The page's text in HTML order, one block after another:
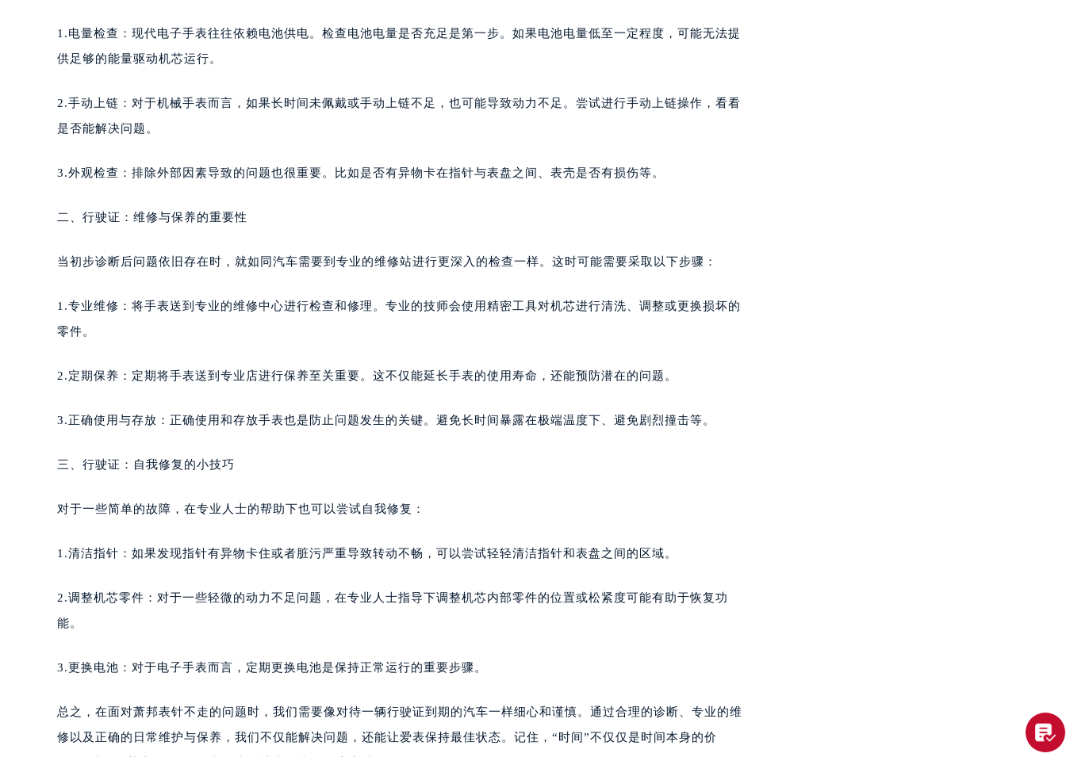
1.电量检查：现代电子手表往往依赖电池供电。检查电池电量是否充足是第一步。如果电池电量低至一定程度，可能无法提
供足够的能量驱动机芯运行。
2.手动上链：对于机械手表而言，如果长时间未佩戴或手动上链不足，也可能导致动力不足。尝试进行手动上链操作，看看
是否能解决问题。
3.外观检查：排除外部因素导致的问题也很重要。比如是否有异物卡在指针与表盘之间、表壳是否有损伤等。
二、行驶证：维修与保养的重要性
当初步诊断后问题依旧存在时，就如同汽车需要到专业的维修站进行更深入的检查一样。这时可能需要采取以下步骤：
1.专业维修：将手表送到专业的维修中心进行检查和修理。专业的技师会使用精密工具对机芯进行清洗、调整或更换损坏的
零件。
2.定期保养：定期将手表送到专业店进行保养至关重要。这不仅能延长手表的使用寿命，还能预防潜在的问题。
3.正确使用与存放：正确使用和存放手表也是防止问题发生的关键。避免长时间暴露在极端温度下、避免剧烈撞击等。
三、行驶证：自我修复的小技巧
对于一些简单的故障，在专业人士的帮助下也可以尝试自我修复：
1.清洁指针：如果发现指针有异物卡住或者脏污严重导致转动不畅，可以尝试轻轻清洁指针和表盘之间的区域。
2.调整机芯零件：对于一些轻微的动力不足问题，在专业人士指导下调整机芯内部零件的位置或松紧度可能有助于恢复功
能。
3.更换电池：对于电子手表而言，定期更换电池是保持正常运行的重要步骤。
总之，在面对萧邦表针不走的问题时，我们需要像对待一辆行驶证到期的汽车一样细心和谨慎。通过合理的诊断、专业的维
修以及正确的日常维护与保养，我们不仅能解决问题，还能让爱表保持最佳状态。记住，“时间”不仅仅是时间本身的价